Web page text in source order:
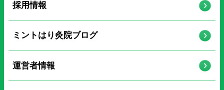
採用情報
ミントはり灸院ブログ
運営者情報